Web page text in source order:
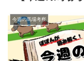
今週の馬場考察